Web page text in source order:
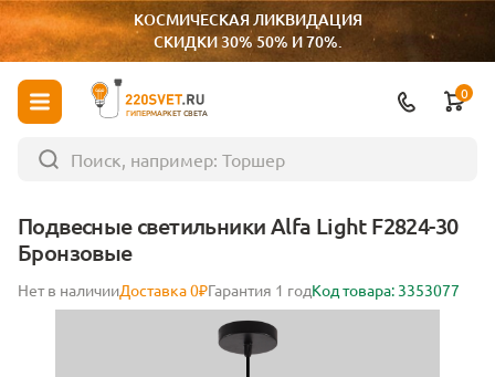
КОСМИЧЕСКАЯ ЛИКВИДАЦИЯ
СКИДКИ 30% 50% И 70%.
ГИПЕРМАРКЕТ СВЕТА
0
Подвесные светильники Alfa Light F2824-30
Бронзовые
Нет в наличииДоставка 0₽Гарантия 1 годКод товара: 3353077